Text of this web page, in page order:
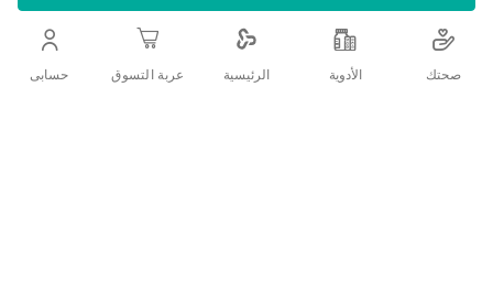
صحتك الأدوية الرئيسية عربة التسوق حسابى